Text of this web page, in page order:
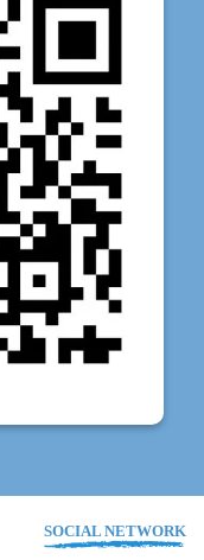
SOCIAL NETWORK